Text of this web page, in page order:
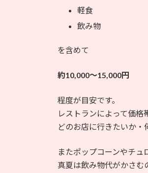
軽食
飲み物
を含めて
約10,000〜15,000円
程度が目安です。
レストランによって価格
どのお店に行きたいか・
またポップコーンやチュ
真夏は飲み物代がかさむ